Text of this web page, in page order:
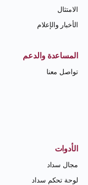
الامتثال
الأخبار والإعلام
المساعدة والدعم
تواصل معنا
الأدوات
مجال سداد
لوحة تحكم سداد